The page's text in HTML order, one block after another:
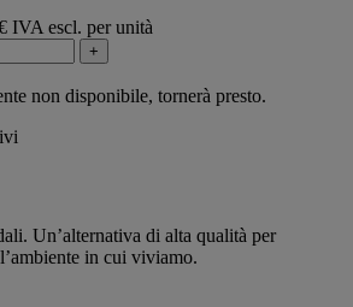
IVA escl. per unità
+
non disponibile, tornerà presto.
Un’alternativa di alta qualità per
in cui viviamo.